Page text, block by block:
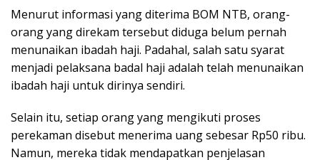
Menurut informasi yang diterima BOM NTB, orang-
orang yang direkam tersebut diduga belum pernah
menunaikan ibadah haji. Padahal, salah satu syarat
menjadi pelaksana badal haji adalah telah menunaikan
ibadah haji untuk dirinya sendiri.
Selain itu, setiap orang yang mengikuti proses
perekaman disebut menerima uang sebesar Rp50 ribu.
Namun, mereka tidak mendapatkan penjelasan